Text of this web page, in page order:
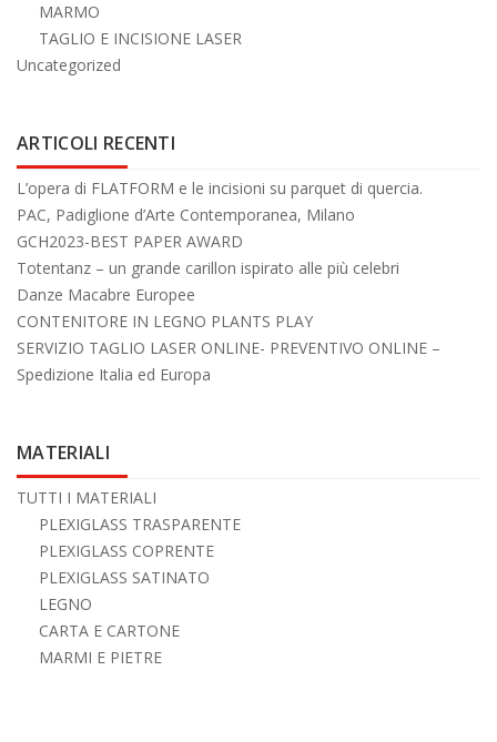
MARMO
TAGLIO E INCISIONE LASER
Uncategorized
ARTICOLI RECENTI
L’opera di FLATFORM e le incisioni su parquet di quercia.
PAC, Padiglione d’Arte Contemporanea, Milano
GCH2023-BEST PAPER AWARD
Totentanz – un grande carillon ispirato alle più celebri
Danze Macabre Europee
CONTENITORE IN LEGNO PLANTS PLAY
SERVIZIO TAGLIO LASER ONLINE- PREVENTIVO ONLINE –
Spedizione Italia ed Europa
MATERIALI
TUTTI I MATERIALI
PLEXIGLASS TRASPARENTE
PLEXIGLASS COPRENTE
PLEXIGLASS SATINATO
LEGNO
CARTA E CARTONE
MARMI E PIETRE